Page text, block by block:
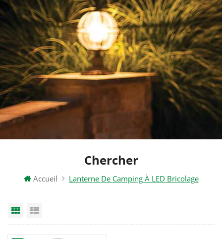
Chercher
Accueil Lanterne De Camping À LED Bricolage
Grid View